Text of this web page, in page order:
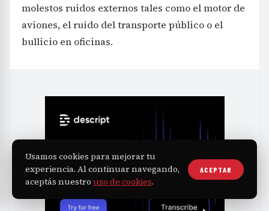
molestos ruidos externos tales como el motor de
aviones, el ruido del transporte público o el
bullicio en oficinas.
Usamos cookies para mejorar tu
experiencia. Al continuar navegando,
aceptás nuestro uso de cookies.
ACEPTAR